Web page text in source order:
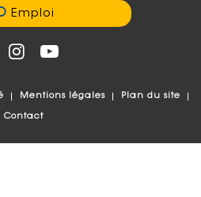
Emploi
Mentions légales Plan du site
Contact